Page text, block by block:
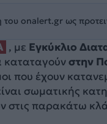
onalert.gr ως
, με Εγκύκλιο
καταταγούνστην
που έχουν
σωματικής
στις παρακάτω